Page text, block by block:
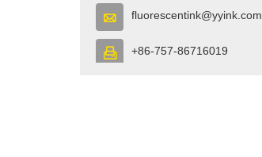
 fluorescentink@yyink.com
 +86-757-86716019